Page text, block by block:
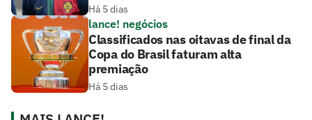
Há 5 dias
lance! negócios
Classificados nas oitavas de final da
Copa do Brasil faturam alta
premiação
Há 5 dias